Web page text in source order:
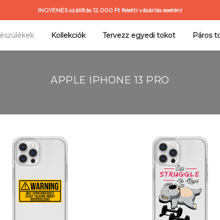
INGYENES szállítás 12.000 Ft feletti vásárlás esetén!
Kollekciók Tervezz egyedi tokot Páros
APPLE IPHONE 13 PRO